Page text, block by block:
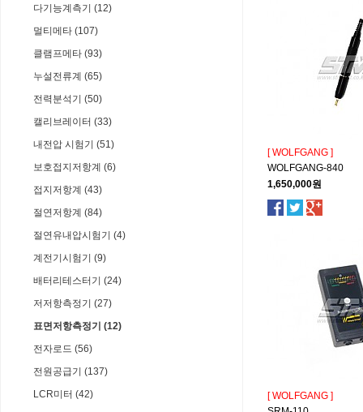
다기능계측기 (12)
멀티메타 (107)
클램프메타 (93)
누설전류계 (65)
전력분석기 (50)
캘리브레이터 (33)
내전압 시험기 (51)
보호접지저항계 (6)
접지저항계 (43)
절연저항계 (84)
절연유내압시험기 (4)
계전기시험기 (9)
배터리테스터기 (24)
저저항측정기 (27)
표면저항측정기 (12)
전자로드 (56)
전원공급기 (137)
LCR미터 (42)
[ WOLFGANG ]
WOLFGANG-840
1,650,000원
[ WOLFGANG ]